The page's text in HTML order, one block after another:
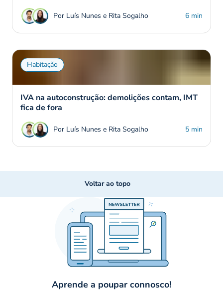
Por Luís Nunes e Rita Sogalho 6 min
Habitação
IVA na autoconstrução: demolições contam, IMT
fica de fora
Por Luís Nunes e Rita Sogalho 5 min
Voltar ao topo
Aprende a poupar connosco!